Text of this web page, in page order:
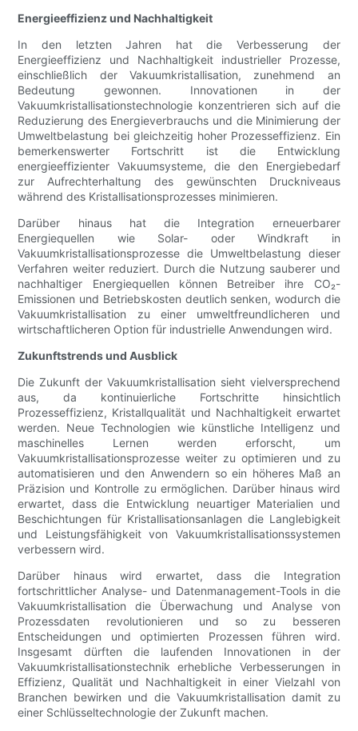
Energieeffizienz und Nachhaltigkeit
In den letzten Jahren hat die Verbesserung der
Energieeffizienz und Nachhaltigkeit industrieller Prozesse,
einschließlich der Vakuumkristallisation, zunehmend an
Bedeutung gewonnen. Innovationen in der
Vakuumkristallisationstechnologie konzentrieren sich auf die
Reduzierung des Energieverbrauchs und die Minimierung der
Umweltbelastung bei gleichzeitig hoher Prozesseffizienz. Ein
bemerkenswerter Fortschritt ist die Entwicklung
energieeffizienter Vakuumsysteme, die den Energiebedarf
zur Aufrechterhaltung des gewünschten Druckniveaus
während des Kristallisationsprozesses minimieren.
Darüber hinaus hat die Integration erneuerbarer
Energiequellen wie Solar- oder Windkraft in
Vakuumkristallisationsprozesse die Umweltbelastung dieser
Verfahren weiter reduziert. Durch die Nutzung sauberer und
nachhaltiger Energiequellen können Betreiber ihre CO₂-
Emissionen und Betriebskosten deutlich senken, wodurch die
Vakuumkristallisation zu einer umweltfreundlicheren und
wirtschaftlicheren Option für industrielle Anwendungen wird.
Zukunftstrends und Ausblick
Die Zukunft der Vakuumkristallisation sieht vielversprechend
aus, da kontinuierliche Fortschritte hinsichtlich
Prozesseffizienz, Kristallqualität und Nachhaltigkeit erwartet
werden. Neue Technologien wie künstliche Intelligenz und
maschinelles Lernen werden erforscht, um
Vakuumkristallisationsprozesse weiter zu optimieren und zu
automatisieren und den Anwendern so ein höheres Maß an
Präzision und Kontrolle zu ermöglichen. Darüber hinaus wird
erwartet, dass die Entwicklung neuartiger Materialien und
Beschichtungen für Kristallisationsanlagen die Langlebigkeit
und Leistungsfähigkeit von Vakuumkristallisationssystemen
verbessern wird.
Darüber hinaus wird erwartet, dass die Integration
fortschrittlicher Analyse- und Datenmanagement-Tools in die
Vakuumkristallisation die Überwachung und Analyse von
Prozessdaten revolutionieren und so zu besseren
Entscheidungen und optimierten Prozessen führen wird.
Insgesamt dürften die laufenden Innovationen in der
Vakuumkristallisationstechnik erhebliche Verbesserungen in
Effizienz, Qualität und Nachhaltigkeit in einer Vielzahl von
Branchen bewirken und die Vakuumkristallisation damit zu
einer Schlüsseltechnologie der Zukunft machen.